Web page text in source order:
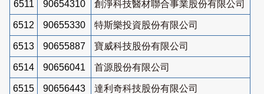
6511 90654310 創淨科技醫材聯合事業股份有限公司
6512 90655330 特斯樂投資股份有限公司
6513 90655887 寶威科技股份有限公司
6514 90656041 首源股份有限公司
6515 90656443 達利奇科技股份有限公司